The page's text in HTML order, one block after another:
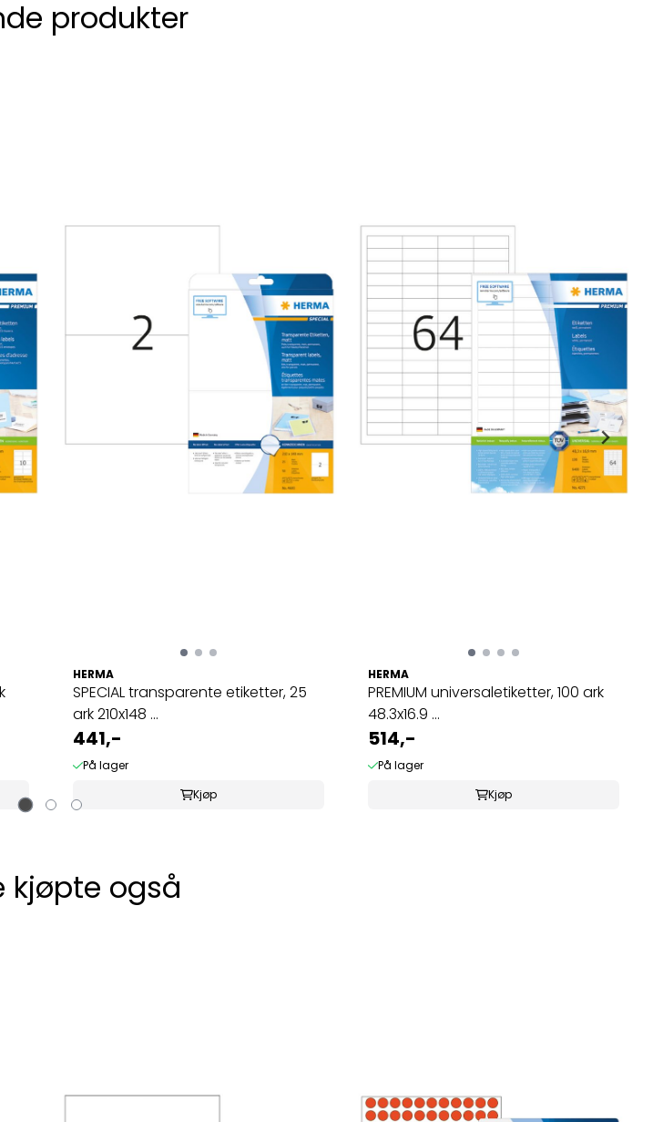
produkter
HERMA
SPECIAL transparente etiketter, 25
ark 210x148 ...
441,-
På lager
Kjøp
HERMA
PREMIUM universaletiketter, 100 ark
48.3x16.9 ...
514,-
På lager
Kjøp
kjøpte også